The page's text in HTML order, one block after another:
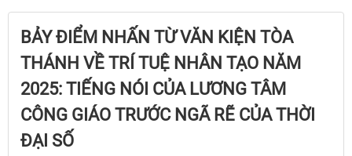
BẢY ĐIỂM NHẤN TỪ VĂN KIỆN TÒA
THÁNH VỀ TRÍ TUỆ NHÂN TẠO NĂM
2025: TIẾNG NÓI CỦA LƯƠNG TÂM
CÔNG GIÁO TRƯỚC NGÃ RẼ CỦA THỜI
ĐẠI SỐ